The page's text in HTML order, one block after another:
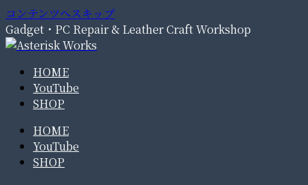
コンテンツへスキップ
Gadget・PC Repair & Leather Craft Workshop
HOME
YouTube
SHOP
HOME
YouTube
SHOP